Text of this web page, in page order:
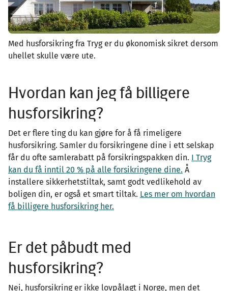
Med husforsikring fra Tryg er du økonomisk sikret dersom
uhellet skulle være ute.
Hvordan kan jeg få billigere
husforsikring?
Det er flere ting du kan gjøre for å få rimeligere
husforsikring. Samler du forsikringene dine i ett selskap
får du ofte samlerabatt på forsikringspakken din. I Tryg
kan du få inntil 20 % på alle forsikringene dine. Å
installere sikkerhetstiltak, samt godt vedlikehold av
boligen din, er også et smart tiltak. Les mer om hvordan
få billigere husforsikring her.
Er det påbudt med
husforsikring?
Nei, husforsikring er ikke lovpålagt i Norge, men det